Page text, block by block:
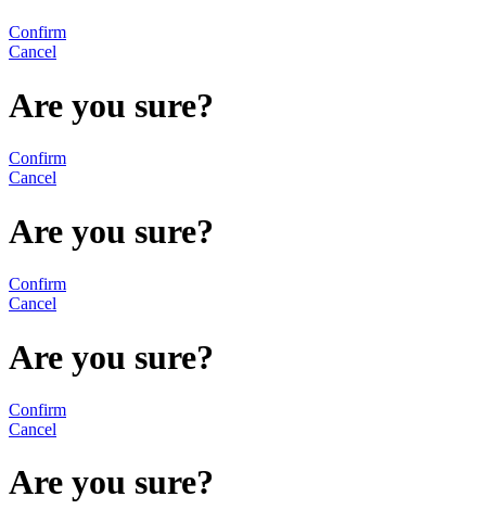
Confirm
Cancel
Are you sure?
Confirm
Cancel
Are you sure?
Confirm
Cancel
Are you sure?
Confirm
Cancel
Are you sure?